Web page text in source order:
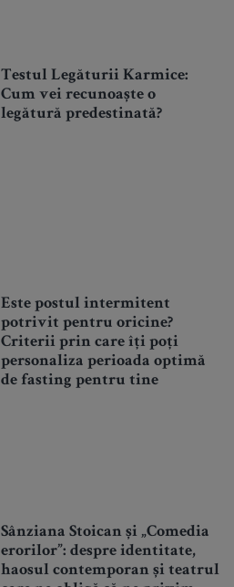
Testul Legăturii Karmice:
Cum vei recunoaște o
legătură predestinată?
Este postul intermitent
potrivit pentru oricine?
Criterii prin care îți poți
personaliza perioada optimă
de fasting pentru tine
Sânziana Stoican și „Comedia
erorilor”: despre identitate,
haosul contemporan și teatrul